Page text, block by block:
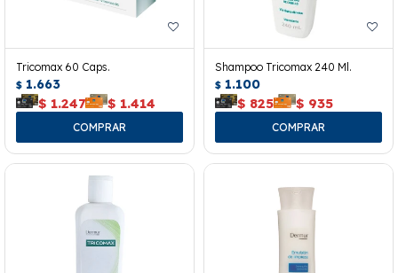
Tricomax 60 Caps.
$ 1.663
$ 1.247 $ 1.414
Shampoo Tricomax 240 Ml.
$ 1.100
$ 825 $ 935